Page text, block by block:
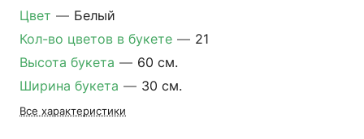
Цвет — Белый
Кол-во цветов в букете — 21
Высота букета — 60 см.
Ширина букета — 30 см.
Все характеристики